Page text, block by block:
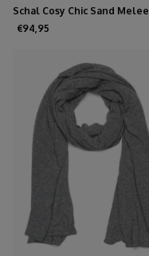
Schal Cosy Chic Sand Melee
€94,95